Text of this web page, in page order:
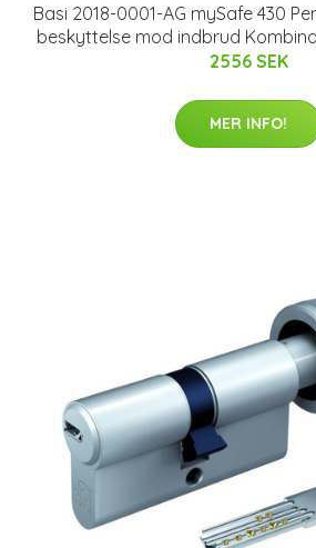
Basi 2018-0001-AG mySafe 430
beskyttelse mod indbrud
2556 SEK
MER INFO!